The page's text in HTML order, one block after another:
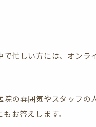
忙しい方には、オンラ
の雰囲気やスタッフの
お答えします。